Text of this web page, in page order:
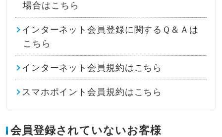
場合はこちら
インターネット会員登録に関するＱ＆Ａは
こちら
インターネット会員規約はこちら
スマホポイント会員規約はこちら
会員登録されていないお客様